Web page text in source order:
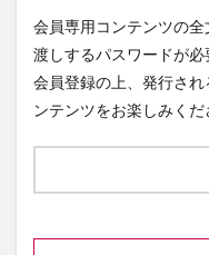
会員専用コンテンツの
渡しするパスワードが必
会員登録の上、発行さ
ンテンツをお楽しみくだ